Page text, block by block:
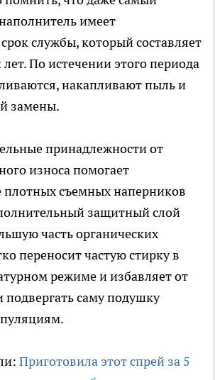
имеет
службы, который составляет
лет. По истечении этого периода
накапливают пыль и
замены.
принадлежности от
износа помогает
плотных съемных наперников
защитный слой
часть органических
переносит частую стирку в
режиме и избавляет от
подвергать саму подушку
Приготовила этот спрей за 5